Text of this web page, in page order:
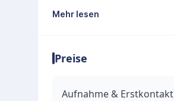
pflegebedürftigen
gehören:
Individuelle und
Mehr lesen
Preise
Aufnahme & Erstkontakt